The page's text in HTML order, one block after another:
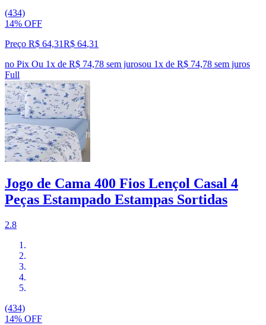
(434)
14% OFF
Preço R$ 64,31R$ 64,31
no Pix Ou 1x de R$ 74,78 sem jurosou 1x de R$ 74,78 sem juros
Full
Jogo de Cama 400 Fios Lençol Casal 4
Peças Estampado Estampas Sortidas
2.8
(434)
14% OFF